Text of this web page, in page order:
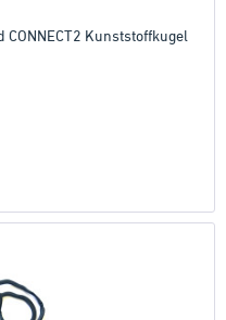
CONNECT2 Kunststoffkugel